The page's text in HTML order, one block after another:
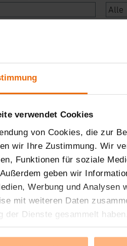
verwendet Cookies
von Cookies, die zur
wir Ihre Zustimmung. Wir
Funktionen für soziale
geben wir
Werbung und Analysen
mit weiteren Daten
der Dienste gesammelt
Cookies für alle
einem unserer Produkte?